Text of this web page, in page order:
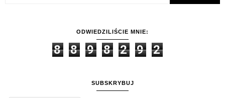
ODWIEDZILIŚCIE MNIE:
8 8 9 8 2 9 2
SUBSKRYBUJ